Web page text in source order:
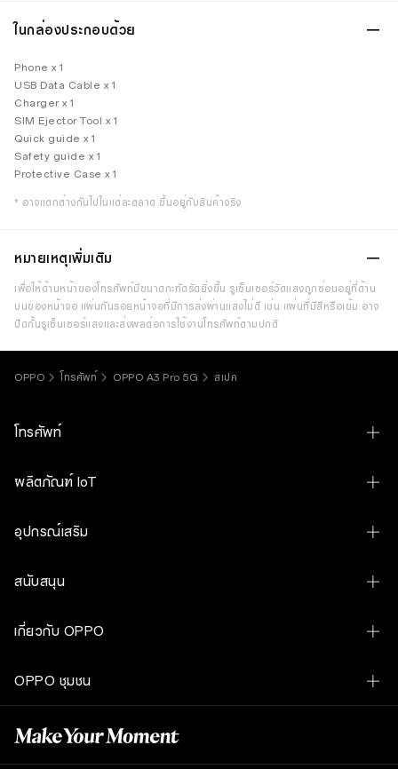
ในกล่องประกอบด้วย
Phone x 1
USB Data Cable x 1
Charger x 1
SIM Ejector Tool x 1
Quick guide x 1
Safety guide x 1
Protective Case x 1
* อาจแตกต่างกันไปในแต่ละตลาด ขึ้นอยู่กับสินค้าจริง
หมายเหตุเพิ่มเติม
เพื่อให้ด้านหน้าของโทรศัพท์มีขนาดกะทัดรัดยิ่งขึ้น รูเซ็นเซอร์วัดแสงถูกซ่อนอยู่ที่ด้าน
บนของหน้าจอ แผ่นกันรอยหน้าจอที่มีการส่งผ่านแสงไม่ดี เช่น แผ่นที่มีสีหรือเข้ม อาจ
ปิดกั้นรูเซ็นเซอร์แสงและส่งผลต่อการใช้งานโทรศัพท์ตามปกติ
OPPO โทรศัพท์ OPPO A3 Pro 5G สเปค
โทรศัพท์
OPPO Find N6
OPPO Find X9s
OPPO Find X9
OPPO Reno16 5G
OPPO Reno15 5G
ผลิตภัณฑ์ IoT
OPPO Pad 5 Matte Display Edition
OPPO Bubble
OPPO Watch S
OPPO Watch X2 Mini
OPPO Enco Clip2 Open Earbuds
อุปกรณ์เสริม
OPPO Bubble
OPPO Magnetic Cable USB-A to Type-C DL160 1M
OPPO VOOC Cable USB-C to USB-C 8A DL149
OPPO USB-A To Type-C Cable 8A 1M DL129
สนับสนุน
Contact Us
เช็คราคาอะไหล่
เกี่ยวกับ OPPO
เทคโนโลยี
OPPO Apex Guard
OPPO ชุมชน